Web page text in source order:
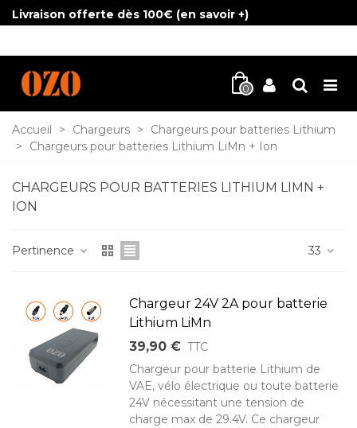
Livraison offerte dès 100€ (en savoir +)
0
Accueil > Chargeurs >
Chargeurs pour batteries Lithium
>
Chargeurs pour batteries Lithium LiMn + Ion
CHARGEURS POUR BATTERIES LITHIUM LIMN +
ION
Pertinence 33
Chargeur 24V 2A pour batterie
Lithium LiMn
39,90 € TTC
Chargeur pour batterie Lithium de
VAE, vélo électrique ou toute batterie
24V nécessitant une tension de
charge max de 29.4V. Ce chargeur